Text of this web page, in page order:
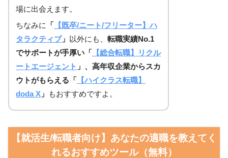
場に出会えます。
ちなみに
「 【既卒/ニート/フリーター】ハ
タラクティブ」 以外にも、 転職実績No.1
でサポートが手厚い「 【総合転職】リクル
ートエージェント 」、高年収企業からスカ
ウトがもらえる「 【ハイクラス転職】
doda X 」 もおすすめですよ。
【就活生/転職者向け】あなたの適職を教えてく
れるおすすめツール（無料）